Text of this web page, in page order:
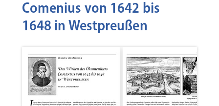
Comenius von 1642 bis
1648 in Westpreußen